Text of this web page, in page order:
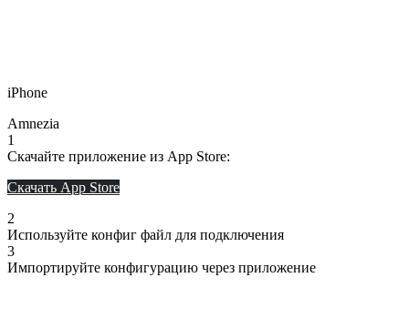
iPhone
Amnezia
1
Скачайте приложение из App Store:
Скачать App Store
2
Используйте конфиг файл для подключения
3
Импортируйте конфигурацию через приложение